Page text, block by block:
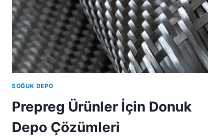
SOĞUK DEPO
Prepreg Ürünler İçin Donuk
Depo Çözümleri